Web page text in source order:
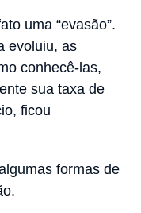
uma “evasão”.
evoluiu, as
conhecê-las,
sua taxa de
ficou
formas de